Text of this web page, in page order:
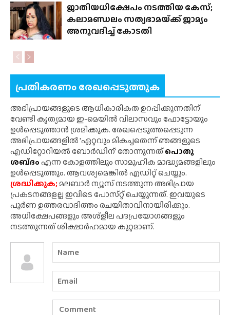
ജാതിയധിക്ഷേപം നടത്തിയ കേസ്;
കലാമണ്ഡലം സത്യഭാമയ്‌ക്ക് ജാമ്യം
അനുവദിച്ച് കോടതി
പ്രതികരണം രേഖപ്പെടുത്തുക
അഭിപ്രായങ്ങളുടെ ആധികാരികത ഉറപ്പിക്കുന്നതിന്
വേണ്ടി കൃത്യമായ ഇ-മെയിൽ വിലാസവും ഫോട്ടോയും
ഉൾപ്പെടുത്താൻ ശ്രമിക്കുക. രേഖപ്പെടുത്തപ്പെടുന്ന
അഭിപ്രായങ്ങളിൽ 'ഏറ്റവും മികച്ചതെന്ന് ഞങ്ങളുടെ
എഡിറ്റോറിയൽ ബോർഡിന്' തോന്നുന്നത്പൊതു
ശബ്‌ദംഎന്ന കോളത്തിലും സാമൂഹിക മാദ്ധ്യമങ്ങളിലും
ഉൾപ്പെടുത്തും. ആവശ്യമെങ്കിൽ എഡിറ്റ് ചെയ്യും.
ശ്രദ്ധിക്കുക;മലബാർ ന്യൂസ് നടത്തുന്ന അഭിപ്രായ
പ്രകടനങ്ങളല്ല ഇവിടെ പോസ്‌റ്റ് ചെയ്യുന്നത്. ഇവയുടെ
പൂർണ ഉത്തരവാദിത്തം രചയിതാവിനായിരിക്കും.
അധിക്ഷേപങ്ങളും അശ്‌ളീല പദപ്രയോഗങ്ങളും
നടത്തുന്നത് ശിക്ഷാർഹമായ കുറ്റമാണ്.